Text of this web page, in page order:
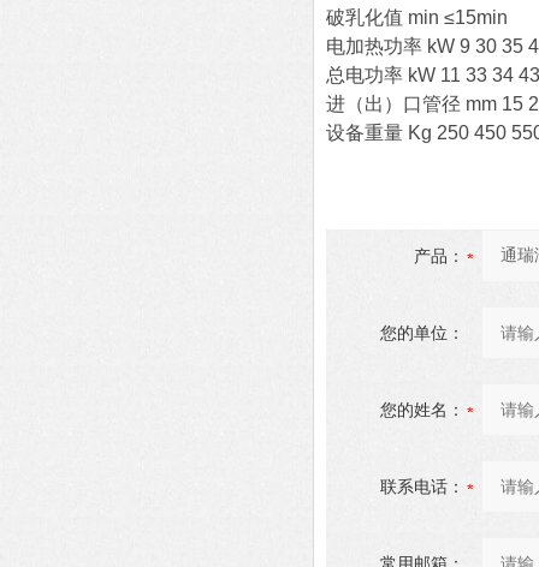
破乳化值 min ≤15min
电加热功率 kW 9 30 35
总电功率 kW 11 33 34
进（出）口管径 mm 15
设备重量 Kg 250 450
产品：
您的单位：
您的姓名：
联系电话：